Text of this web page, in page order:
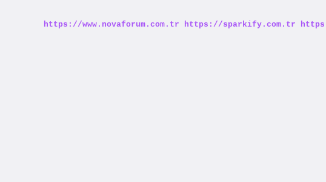
https://www.novaforum.com.tr https://sparkify.com.tr